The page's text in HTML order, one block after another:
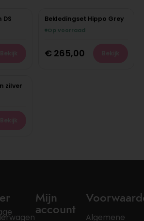
DS Bekledingset Hippo Grey
Op voorraad
€ 265,00
zilver
Mijn
account
Algemene